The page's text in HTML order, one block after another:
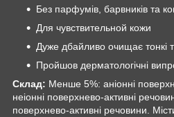
Без парфумів, барвників та
Для чувствительной кожи
Дуже дбайливо очищає тонкі
Пройшов дерматологічні
Склад: Менше 5%: аніонні
неіонні поверхнево-активні
поверхнево-активні речовини.